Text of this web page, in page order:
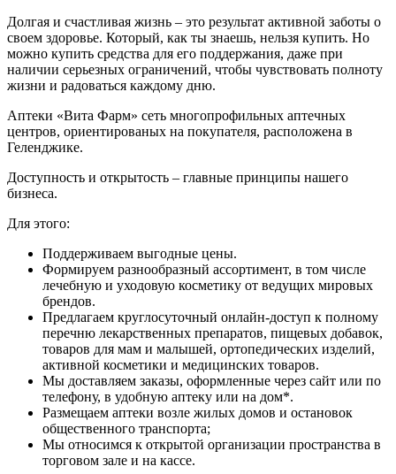
Долгая и счастливая жизнь – это результат активной заботы о
своем здоровье. Который, как ты знаешь, нельзя купить. Но
можно купить средства для его поддержания, даже при
наличии серьезных ограничений, чтобы чувствовать полноту
жизни и радоваться каждому дню.
Аптеки «Вита Фарм» сеть многопрофильных аптечных
центров, ориентированых на покупателя, расположена в
Геленджике.
Доступность и открытость – главные принципы нашего
бизнеса.
Для этого:
Поддерживаем выгодные цены.
Формируем разнообразный ассортимент, в том числе
лечебную и уходовую косметику от ведущих мировых
брендов.
Предлагаем круглосуточный онлайн-доступ к полному
перечню лекарственных препаратов, пищевых добавок,
товаров для мам и малышей, ортопедических изделий,
активной косметики и медицинских товаров.
Мы доставляем заказы, оформленные через сайт или по
телефону, в удобную аптеку или на дом*.
Размещаем аптеки возле жилых домов и остановок
общественного транспорта;
Мы относимся к открытой организации пространства в
торговом зале и на кассе.